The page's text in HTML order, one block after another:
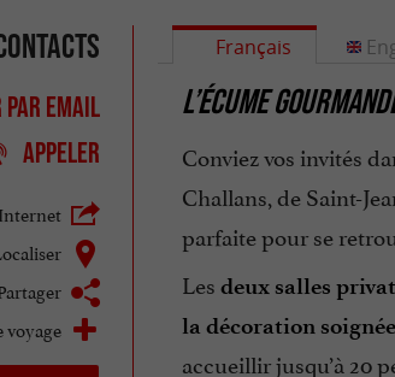
PAR EMAIL
APPELER
Français
L’ÉCUME
Conviez vos invités
Challans, de Saint-
parfaite pour se
Les deux salles
la décoration soignée
accueillir jusqu’à 20